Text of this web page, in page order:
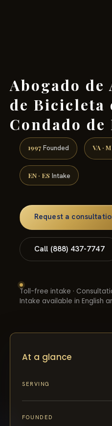
Abogado de
de Bicicleta
Condado de
1997 Founded VA ·
EN · ES Intake
Request a
Call (888) 437-7747
Toll-free intake ·
Intake available in English
At a glance
SERVING
FOUNDED